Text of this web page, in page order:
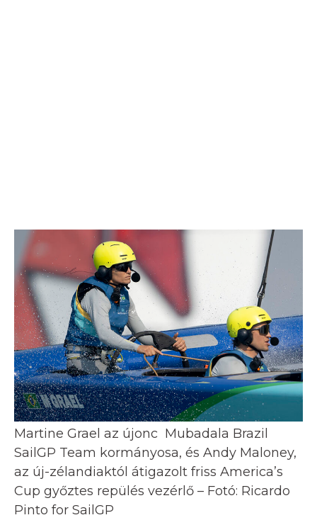
Martine Grael az újonc Mubadala Brazil
SailGP Team kormányosa, és Andy Maloney,
az új-zélandiaktól átigazolt friss America’s
Cup győztes repülés vezérlő – Fotó: Ricardo
Pinto for SailGP